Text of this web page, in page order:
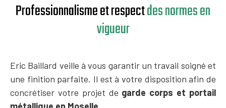
Professionnalisme et respectdes normes en
vigueur
Eric Baillard veille à vous garantir un travail soigné et
une finition parfaite. Il est à votre disposition afin de
concrétiser votre projet de garde corps et portail